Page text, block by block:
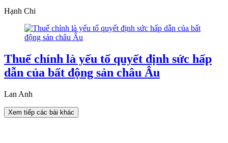
Hạnh Chi
Thuế chính là yếu tố quyết định sức hấp
dẫn của bất động sản châu Âu
Lan Anh
Xem tiếp các bài khác